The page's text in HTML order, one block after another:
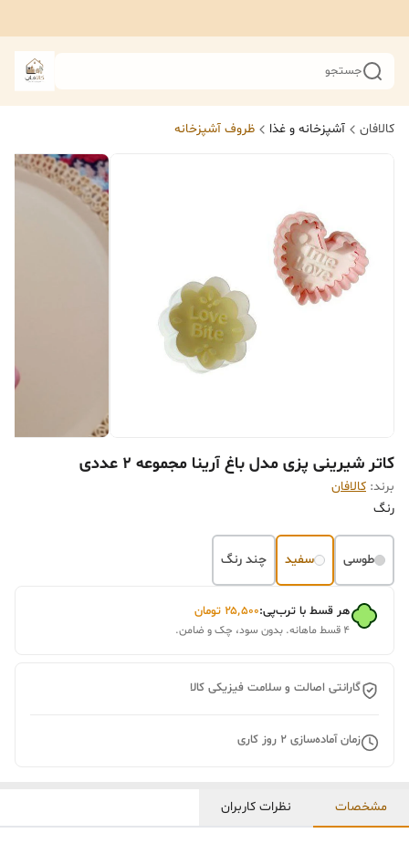
جستجو
کالافان آشپزخانه و غذا ظروف آشپزخانه
کاتر شیرینی پزی مدل باغ آرینا مجموعه 2 عددی
برند: کالافان
رنگ
طوسی سفید چند رنگ
هر قسط با ترب‌پی:۲۵٬۵۰۰ تومان
۴ قسط ماهانه. بدون سود، چک و ضامن.
گارانتی اصالت و سلامت فیزیکی کالا
زمان آماده‌سازی 2 روز کاری
مشخصات نظرات کاربران